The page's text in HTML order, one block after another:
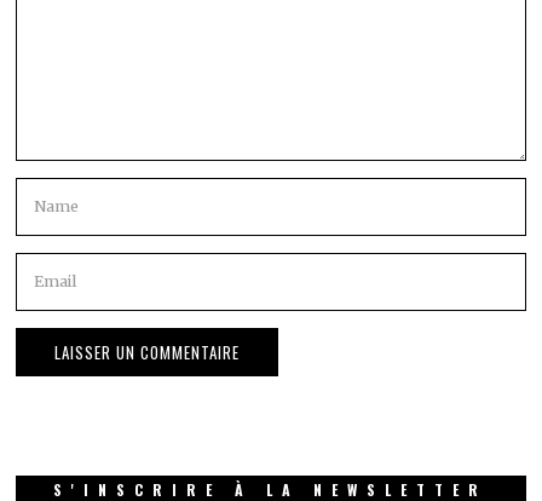
S'INSCRIRE À LA NEWSLETTER